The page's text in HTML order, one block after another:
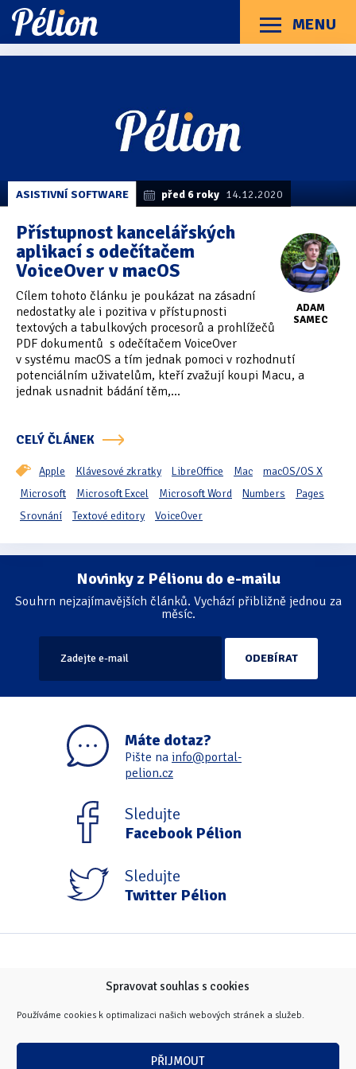
Spravovat souhlas s cookies
Používáme cookies k optimalizaci našich webových stránek a služeb.
PŘIJMOUT
Přejít
na
štítky
Přejít
na
kategorie
Přejít
na
obsah
MENU
Menu
Braillské řádky(31)
Lupy
Mobilní zařízení(85)
Počítače a notebooky (66)
Zápisníky(7)
Názory & zkušenosti(143)
Oficiální materiály(57)
Pracuji sluchem a hmatem(566)
Pracuji zrakem(456)
Pracuji zrakem a sluchem(515)
Služby
(115)
Asistivní software
Běžný software(284)
Tipy & triky(17)
kategorie
ASISTIVNÍ SOFTWARE před 6 roky 14.12.2020
ADAM
SAMEC
Přístupnost kancelářských
aplikací s odečítačem
VoiceOver v macOS
Cílem tohoto článku je poukázat na zásadní
nedostatky ale i pozitiva v přístupnosti
textových a tabulkových procesorů a prohlížečů
PDF dokumentů s odečítačem VoiceOver
v systému macOS a tím jednak pomoci v rozhodnutí
potenciálním uživatelům, kteří zvažují koupi Macu, a
jednak usnadnit bádání těm,...
CELÝ ČLÁNEK
Apple Klávesové zkratky LibreOffice Mac
macOS/OS X
Microsoft
Microsoft Excel Microsoft Word Numbers
Pages
Srovnání
Textové editory VoiceOver
Stránkování
Novinky z Pélionu do e-mailu
Souhrn nejzajímavějších článků. Vychází přibližně jednou za
měsíc.
Máte dotaz?
Pište na info@portal-
pelion.cz
Sledujte
Facebook Pélion
Sledujte
Twitter Pélion